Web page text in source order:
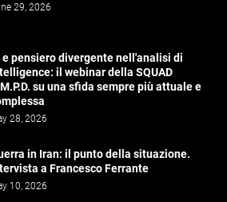
29, 2026
e pensiero divergente nell'analisi di
il webinar della SQUAD
su una sfida sempre più attuale e
28, 2026
in Iran: il punto della situazione.
a Francesco Ferrante
10, 2026